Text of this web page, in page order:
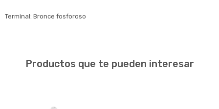
Terminal: Bronce fosforoso
Productos que te pueden interesar